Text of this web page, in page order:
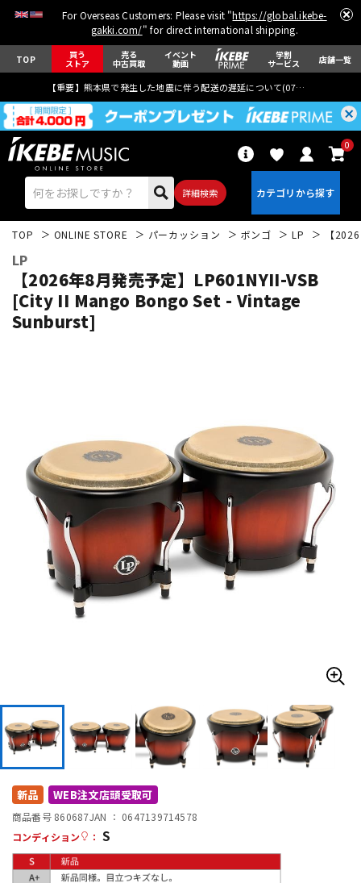
For Overseas Customers: Please visit "https://global.ikebe-
gakki.com/" for direct international shipping.
TOP 買う
ストア
売る
中古買取
イベント
動画
学割
サービス 店舗一覧
【重要】熊本県で発生した地震に伴う配送の遅延について(07月29日
詳細検索
0
エレキギター
ドラム パーカッション
キーボード 電子ピアノ
管楽器 その他楽器
アンプ
DTM オンライン納品 レコーディング機器
配信/ライブ機器
TOP ONLINE STORE パーカッション ボンゴ LP 【
LP
【2026年8月発売予定】LP601NYII-VSB
[City II Mango Bongo Set - Vintage
Sunburst]
新品 WEB注文店頭受取可
商品番号 860687JAN ： 0647139714578
コンディション
： S